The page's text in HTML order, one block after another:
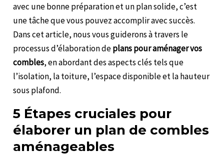
avec une bonne préparation et un plan solide, c’est
une tâche que vous pouvez accomplir avec succès.
Dans cet article, nous vous guiderons à travers le
processus d’élaboration deplans pour aménager vos
combles, en abordant des aspects clés tels que
l’isolation, la toiture, l’espace disponible et la hauteur
sous plafond.
5 Étapes cruciales pour
élaborer un plan de combles
aménageables